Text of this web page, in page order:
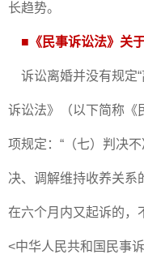
长趋势。
■ 《民事诉讼法》关
诉讼离婚并没有规定“
诉讼法》（以下简称《
项规定：“（七）判决
决、调解维持收养关系
在六个月内又起诉的，
<中华人民共和国民事